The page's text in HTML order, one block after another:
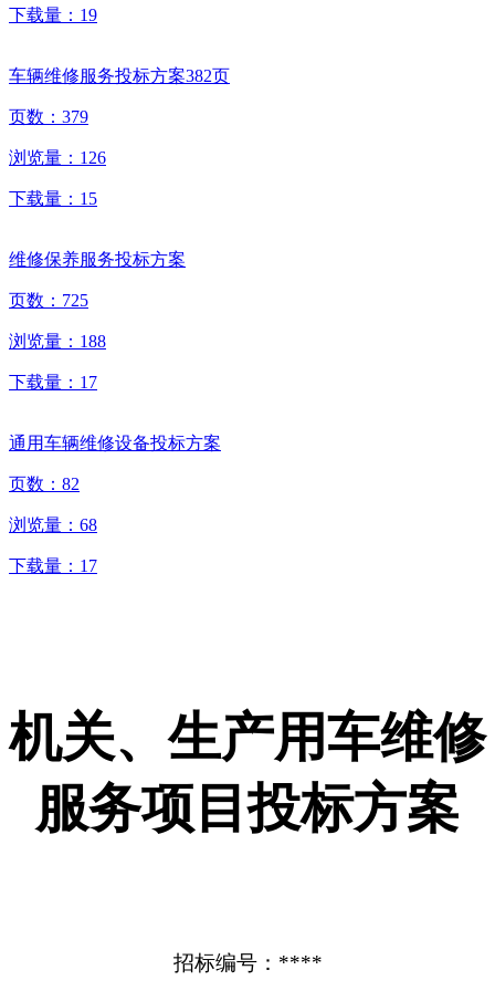
下载量： 19
车辆维修服务投标方案382页
页数： 379
浏览量： 126
下载量： 15
维修保养服务投标方案
页数： 725
浏览量： 188
下载量： 17
通用车辆维修设备投标方案
页数： 82
浏览量： 68
下载量： 17
机关、生产用车维修
服务项目投标方案
招标编号：****